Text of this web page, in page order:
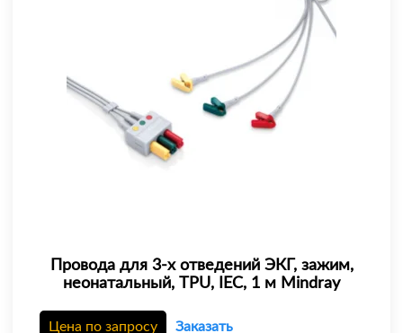
Провода для 3-х отведений ЭКГ, зажим,
неонатальный, TPU, IEC, 1 м Mindray
Цена по запросу Заказать